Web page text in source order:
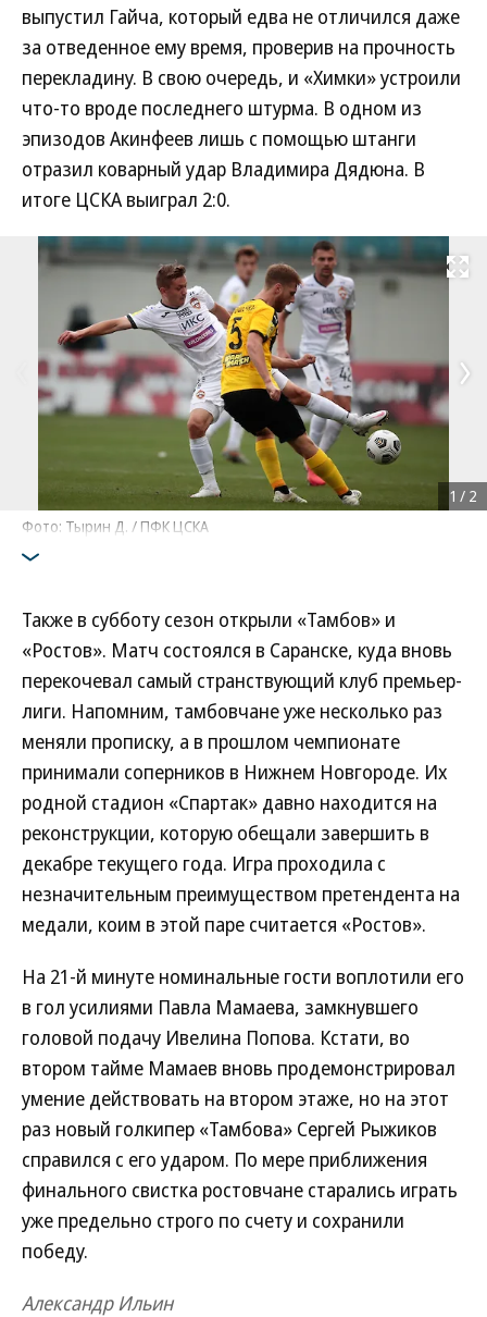
выпустил Гайча, который едва не отличился даже
за отведенное ему время, проверив на прочность
перекладину. В свою очередь, и «Химки» устроили
что-то вроде последнего штурма. В одном из
эпизодов Акинфеев лишь с помощью штанги
отразил коварный удар Владимира Дядюна. В
итоге ЦСКА выиграл 2:0.
Развернуть
Фото: Тырин Д. / ПФК ЦСКА
1 / 2
Также в субботу сезон открыли «Тамбов» и
«Ростов». Матч состоялся в Саранске, куда вновь
перекочевал самый странствующий клуб премьер-
лиги. Напомним, тамбовчане уже несколько раз
меняли прописку, а в прошлом чемпионате
принимали соперников в Нижнем Новгороде. Их
родной стадион «Спартак» давно находится на
реконструкции, которую обещали завершить в
декабре текущего года. Игра проходила с
незначительным преимуществом претендента на
медали, коим в этой паре считается «Ростов».
На 21-й минуте номинальные гости воплотили его
в гол усилиями Павла Мамаева, замкнувшего
головой подачу Ивелина Попова. Кстати, во
втором тайме Мамаев вновь продемонстрировал
умение действовать на втором этаже, но на этот
раз новый голкипер «Тамбова» Сергей Рыжиков
справился с его ударом. По мере приближения
финального свистка ростовчане старались играть
уже предельно строго по счету и сохранили
победу.
Александр Ильин